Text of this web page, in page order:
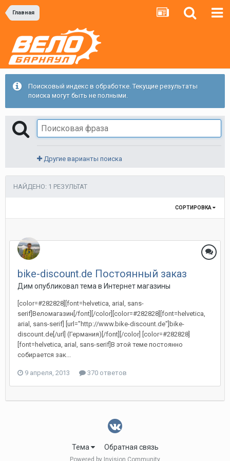
Главная
Поисковый индекс в обработке. Текущие результаты
поиска могут быть не полными.
Другие варианты поиска
НАЙДЕНО: 1 РЕЗУЛЬТАТ
СОРТИРОВКА
bike-discount.de Постоянный заказ
Дим опубликовал тема в Интернет магазины
[color=#282828][font=helvetica, arial, sans-
serif]Веломагазин[/font][/color][color=#282828][font=helvetica,
arial, sans-serif] [url="http://www.bike-discount.de"]bike-
discount.de[/url] (Германия)[/font][/color] [color=#282828]
[font=helvetica, arial, sans-serif]В этой теме постоянно
собирается зак...
9 апреля, 2013 370 ответов
Тема Обратная связь
Powered by Invision Community